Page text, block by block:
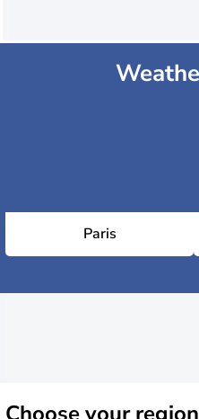
Paris